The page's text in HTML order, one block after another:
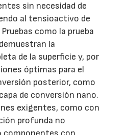
sin necesidad de
al tensioactivo de
como la prueba
la
de la superficie y, por
óptimas para el
posterior, como
de conversión nano.
exigentes, como con
profunda no